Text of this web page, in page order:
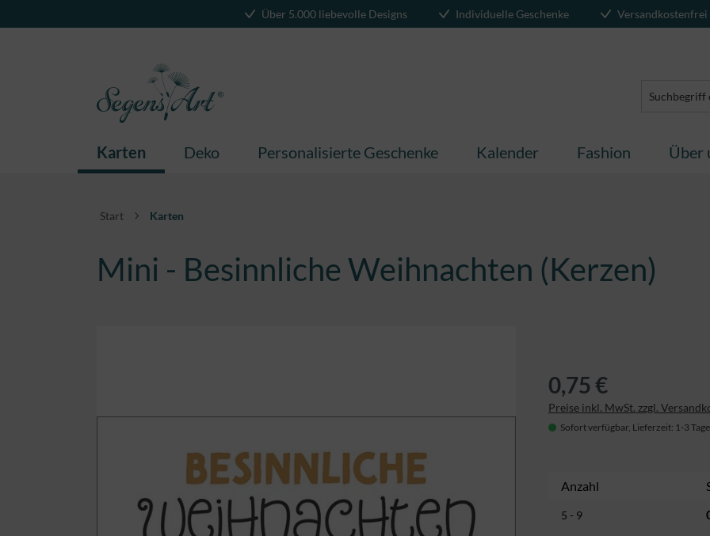
Über 5.000 liebevolle Designs Individuelle Geschenke
Karten Deko Personalisierte Geschenke Kalender Fashion Über
Start Karten
Mini - Besinnliche Weihnachten (Kerzen)
0,75 €
Preise inkl. MwSt. zzgl.
Sofort verfügbar, Lieferzeit: 1-3 Tage
Anzahl
5 - 9